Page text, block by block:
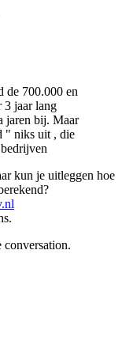
de 700.000 en
jaar lang
jaren bij. Maar
" niks uit , die
kun je uitleggen hoe
.
conversation.